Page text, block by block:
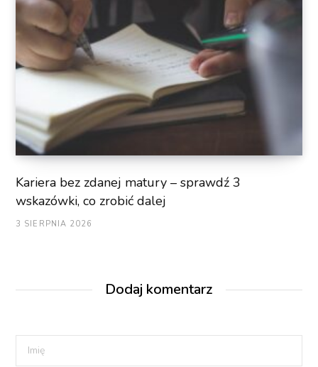
Kariera bez zdanej matury – sprawdź 3
wskazówki, co zrobić dalej
3 SIERPNIA 2026
Dodaj komentarz